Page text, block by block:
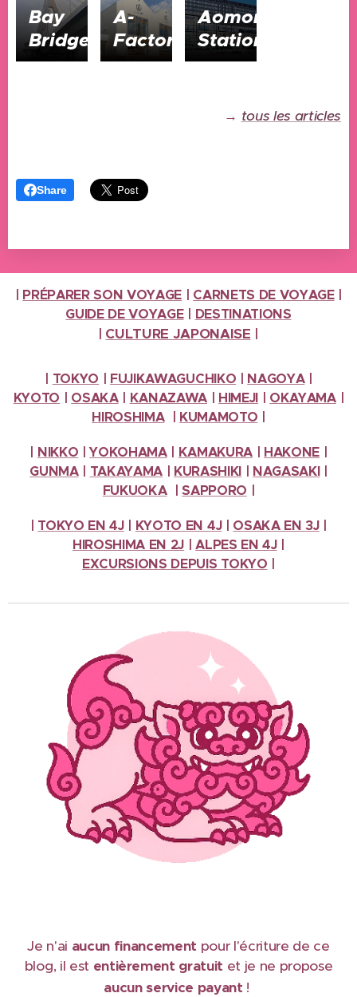
Bay
Bridge
A-
Factory
Aomori
Station
→ tous les articles
Share
PRÉPARER SON VOYAGE CARNETS DE VOYAGE|
GUIDE DE VOYAGE| DESTINATIONS
CULTURE JAPONAISE |
TOKYO FUJIKAWAGUCHIKO NAGOYA|
KYOTO
OSAKA| KANAZAWA HIMEJI OKAYAMA|
HIROSHIMA| KUMAMOTO
NIKKO |YOKOHAMA| KAMAKURA HAKONE
GUNMA| TAKAYAMA| KURASHIKI NAGASAKI|
FUKUOKA|SAPPORO
TOKYO EN 4J KYOTO EN 4J OSAKA EN 3J
HIROSHIMA EN 2J
|ALPES EN 4J
EXCURSIONS DEPUIS TOKYO
Je n'ai aucun financement pour l'écriture de ce
blog, il est entièrement gratuit et je ne propose
aucun service payant !